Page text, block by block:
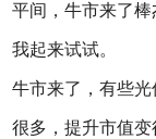
平间，牛市来了
我起来试试。
牛市来了，有些
很多，提升市值变